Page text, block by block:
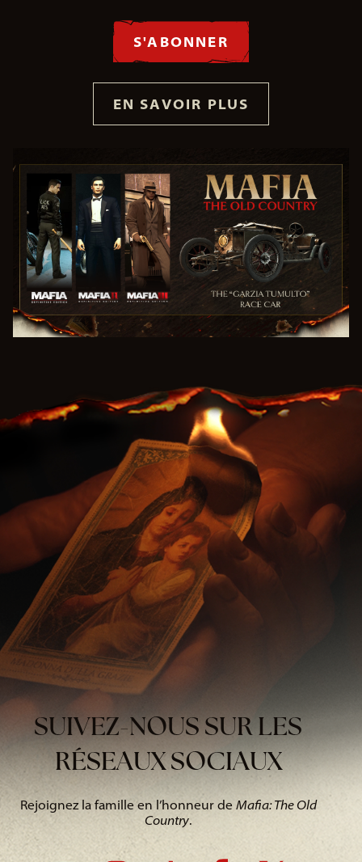
S'ABONNER
EN SAVOIR PLUS
SUIVEZ-NOUS SUR LES
RÉSEAUX SOCIAUX
Rejoignez la famille en l’honneur de Mafia: The Old
Country.